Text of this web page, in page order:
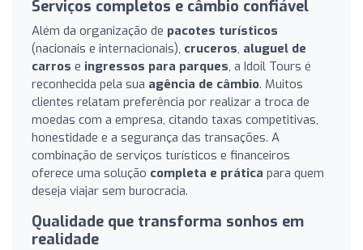
Serviços completos e câmbio confiável
Além da organização de pacotes turísticos
(nacionais e internacionais), cruceros, aluguel de
carros e ingressos para parques, a Idoil Tours é
reconhecida pela sua agência de câmbio. Muitos
clientes relatam preferência por realizar a troca de
moedas com a empresa, citando taxas competitivas,
honestidade e a segurança das transações. A
combinação de serviços turísticos e financeiros
oferece uma solução completa e prática para quem
deseja viajar sem burocracia.
Qualidade que transforma sonhos em
realidade